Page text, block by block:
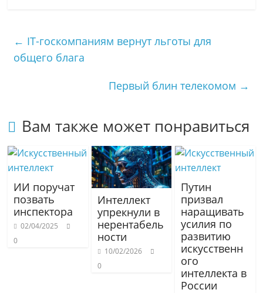
a
s
R
u
g
r
р
а
← IT-госкомпаниям вернут льготы для
общего блага
Первый блин телекомом →
Вам также может понравиться
ИИ поручат
позвать
инспектора
02/04/2025
0
Интеллект
упрекнули в
нерентабель
ности
10/02/2026
0
Путин
призвал
наращивать
усилия по
развитию
искусственн
ого
интеллекта в
России